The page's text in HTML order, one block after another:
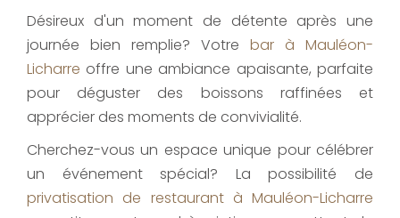
Désireux d'un moment de détente après une
journée bien remplie? Votre bar à Mauléon-
Licharre offre une ambiance apaisante, parfaite
pour déguster des boissons raffinées et
apprécier des moments de convivialité.
Cherchez-vous un espace unique pour célébrer
un événement spécial? La possibilité de
privatisation de restaurant à Mauléon-Licharre